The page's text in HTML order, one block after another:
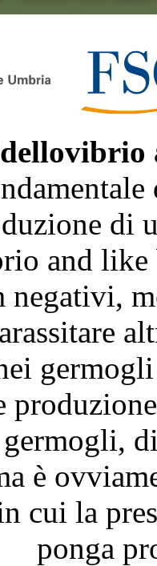
di
and like
negativi,
è
cui la
ponga